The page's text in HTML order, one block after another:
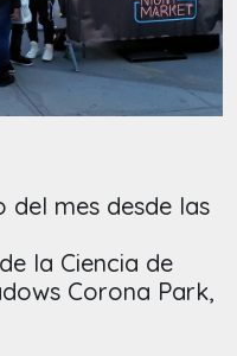
del mes desde las
la Ciencia de
Corona Park,